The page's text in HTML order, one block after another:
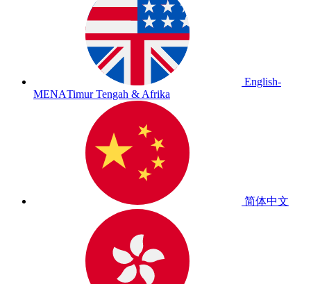
English-
MENATimur Tengah & Afrika
简体中文